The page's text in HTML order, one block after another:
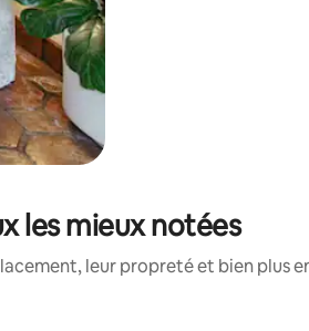
les mieux notées
leur propreté et bien plus